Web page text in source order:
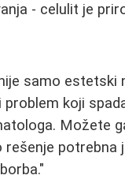
- celulit je
samo estetski
problem koji
Možete
rešenje potrebna